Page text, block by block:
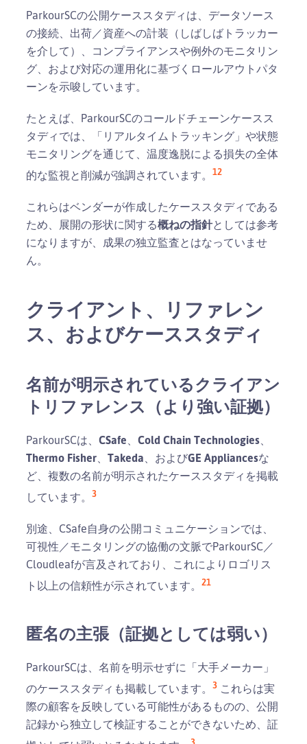
ParkourSCの公開ケーススタディは、データソース
の接続、出荷／資産への計装（しばしばトラッカー
を介して）、コンプライアンスや例外のモニタリン
グ、および対応の運用化に基づくロールアウトパタ
ーンを示唆しています。
たとえば、ParkourSCのコールドチェーンケースス
タディでは、「リアルタイムトラッキング」や状態
モニタリングを通じて、温度逸脱による損失の全体
的な監視と削減が強調されています。 12
これらはベンダーが作成したケーススタディである
ため、展開の形状に関する概ねの指針としては参考
になりますが、成果の独立監査とはなっていませ
ん。
クライアント、リファレン
ス、およびケーススタディ
名前が明示されているクライアン
トリファレンス（より強い証拠）
ParkourSCは、 CSafe、 Cold Chain Technologies、
Thermo Fisher、 Takeda、およびGE Appliancesな
ど、複数の名前が明示されたケーススタディを掲載
しています。 3
別途、CSafe自身の公開コミュニケーションでは、
可視性／モニタリングの協働の文脈でParkourSC／
Cloudleafが言及されており、これによりロゴリス
ト以上の信頼性が示されています。 21
匿名の主張（証拠としては弱い）
ParkourSCは、名前を明示せずに「大手メーカー」
のケーススタディも掲載しています。 3 これらは実
際の顧客を反映している可能性があるものの、公開
記録から独立して検証することができないため、証
3